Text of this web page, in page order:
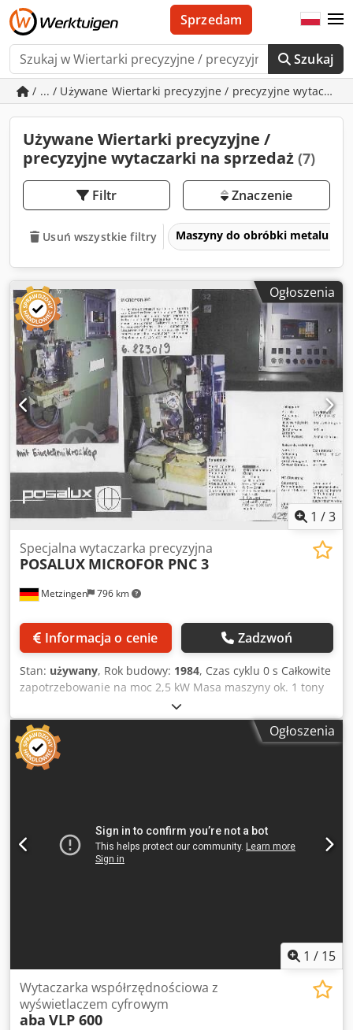
Szukaj
Sprzedam
/ ... / Używane Wiertarki precyzyjne / precyzyjne wytaczarki
Używane Wiertarki precyzyjne /
precyzyjne wytaczarki na sprzedaż (7)
Filtr Znaczenie
Usuń wszystkie filtry Maszyny do obróbki metalu i
Ogłoszenia
1 /3
Metzingen 796 km
Specjalna wytaczarka precyzyjna
POSALUX MICROFOR PNC 3
Informacja o cenie Zadzwoń
Stan: używany, Rok budowy: 1984, Czas cyklu 0 s Całkowite
zapotrzebowanie na moc 2,5 kW Masa maszyny ok. 1 tony
Wymagana przestrzeń ok. m P O S A L U X (CH) Poziome 3-
wrzecionowe wytaczarki precyzyjne Typ MICROFOR PNC 3
Rok budowy 1984 Ø wiercenia 0,15 - 2 mm Skok wrzeciona
0 - 18 mm Maks. skok roboczy 0 - 12 mm Szybki przesuw 60
mm/s Posuw wiercenia 0 - 5 mm/s Prędkość obrotowa
70 mm Urządzenie do obracania prowadnicy stołu ok. 60
°/sek. Zakres obrotu 0 - 100 ° Całkowity napęd ok. 2,5 kW /
waga ok. 1000 kg Credpfx Aet Hwvgsdyef Akcesoria /
oświetlenie maszyny, wersja lewa - stan bardzo dobry
Ogłoszenia
1 / 15
Wytaczarka współrzędnościowa z
wyświetlaczem cyfrowym
aba VLP 600